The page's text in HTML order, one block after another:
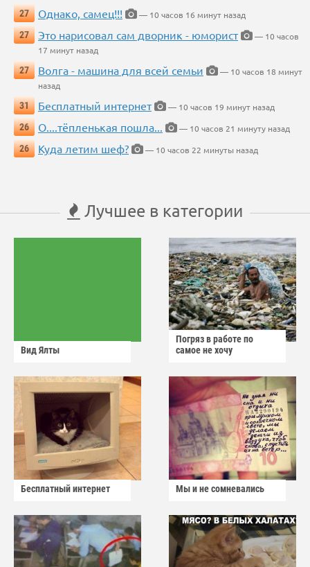
27
Однако, самец!!!
— 10 часов 16 минут назад
27
Это нарисовал сам дворник - юморист
— 10 часов
17 минут назад
27
Волга - машина для всей семьи
— 10 часов 18 минут
назад
31
Бесплатный интернет
— 10 часов 19 минут назад
26
О....тёпленькая пошла...
— 10 часов 21 минуту назад
26
Куда летим шеф? — 10 часов 22 минуты назад
Лучшее в категории
Вид Ялты
Погряз в работе по
самое не хочу
Бесплатный интернет Мы и не сомневались